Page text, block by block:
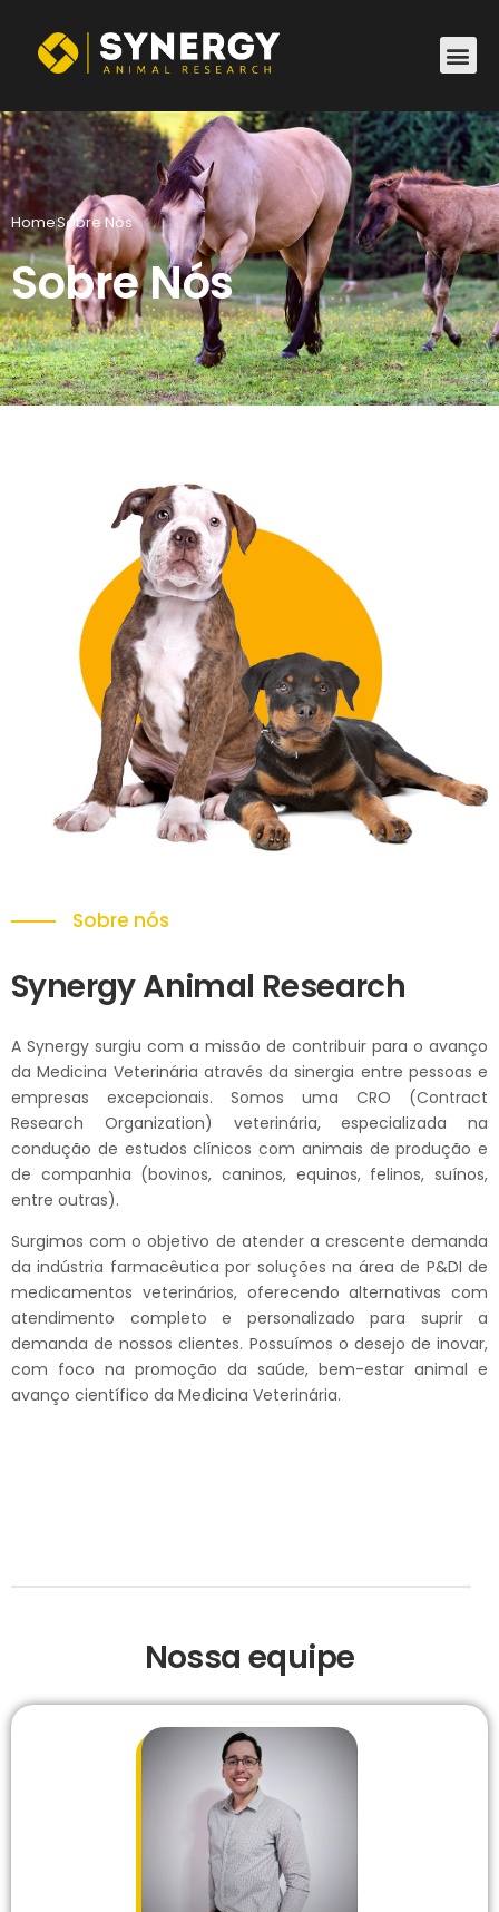
HomeSobre Nós
Sobre Nós
Sobre nós
Synergy Animal Research
A Synergy surgiu com a missão de contribuir para o avanço
da Medicina Veterinária através da sinergia entre pessoas e
empresas excepcionais. Somos uma CRO (Contract
Research Organization) veterinária, especializada na
condução de estudos clínicos com animais de produção e
de companhia (bovinos, caninos, equinos, felinos, suínos,
entre outras).
Surgimos com o objetivo de atender a crescente demanda
da indústria farmacêutica por soluções na área de P&DI de
medicamentos veterinários, oferecendo alternativas com
atendimento completo e personalizado para suprir a
demanda de nossos clientes. Possuímos o desejo de inovar,
com foco na promoção da saúde, bem-estar animal e
avanço científico da Medicina Veterinária.
Nossa equipe